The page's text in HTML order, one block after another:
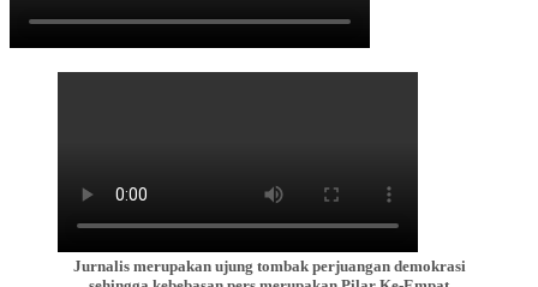
Jurnalis merupakan ujung tombak perjuangan demokrasi